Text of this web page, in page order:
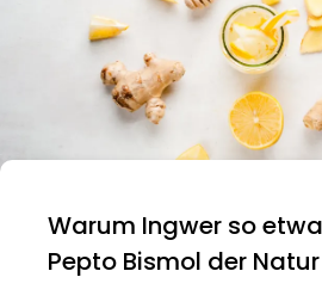
Warum Ingwer so
Pepto Bismol der